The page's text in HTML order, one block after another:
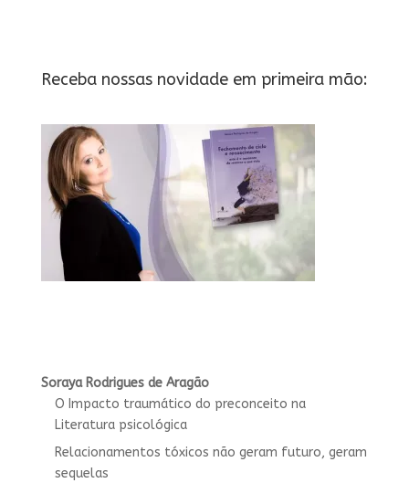
Receba nossas novidade em primeira mão:
Soraya Rodrigues de Aragão
O Impacto traumático do preconceito na
Literatura psicológica
Relacionamentos tóxicos não geram futuro, geram
sequelas